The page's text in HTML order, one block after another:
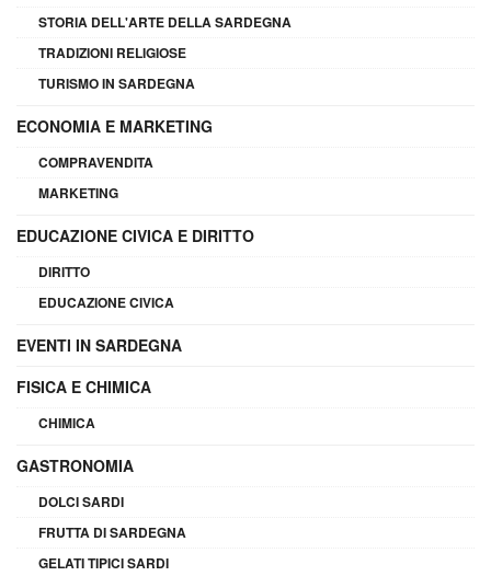
STORIA DELL'ARTE DELLA SARDEGNA
TRADIZIONI RELIGIOSE
TURISMO IN SARDEGNA
ECONOMIA E MARKETING
COMPRAVENDITA
MARKETING
EDUCAZIONE CIVICA E DIRITTO
DIRITTO
EDUCAZIONE CIVICA
EVENTI IN SARDEGNA
FISICA E CHIMICA
CHIMICA
GASTRONOMIA
DOLCI SARDI
FRUTTA DI SARDEGNA
GELATI TIPICI SARDI